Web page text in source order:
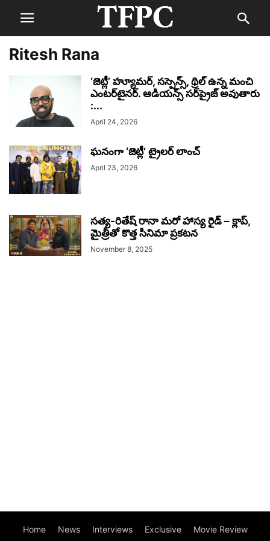
Ritesh Rana
‘జెట్లీ’ హ్యూమర్, సస్పెన్స్, థ్రిల్ ఉన్న మంచి
ఎంటర్‌టైనర్. ఆడియన్స్ సర్‌ప్రైజ్‌ అవుతారు
:...
April 24, 2026
ఘనంగా ‘జెట్లీ’ ట్రైలర్ లాంచ్
April 23, 2026
సత్య-రితేష్ రానా మరో హాస్య రైడ్ – క్లాప్,
మైత్రీతో కొత్త సినిమా ప్రకటన
November 8, 2025
Home News Interviews Exclusive Movie Review